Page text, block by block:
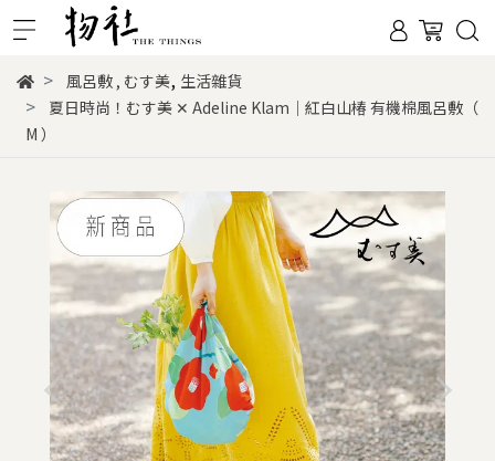
風呂敷, むす美, 生活雜貨
夏日時尚！むす美 ✕ Adeline Klam｜紅白山椿 有機棉風呂敷（
M ）